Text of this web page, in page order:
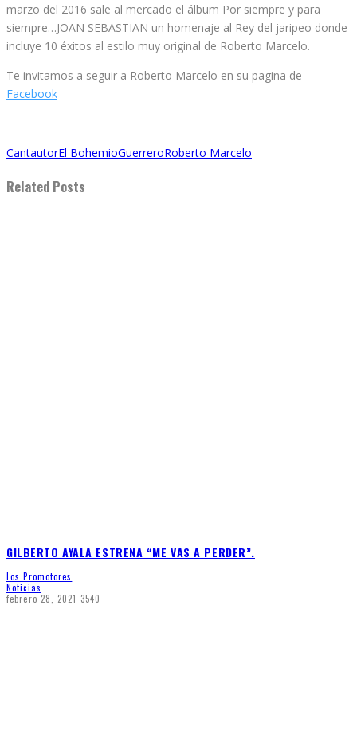
marzo del 2016 sale al mercado el álbum Por siempre y para
siempre…JOAN SEBASTIAN un homenaje al Rey del jaripeo donde
incluye 10 éxitos al estilo muy original de Roberto Marcelo.
Te invitamos a seguir a Roberto Marcelo en su pagina de
Facebook
CantautorEl BohemioGuerreroRoberto Marcelo
Related Posts
GILBERTO AYALA ESTRENA “ME VAS A PERDER”.
Los Promotores
Noticias
febrero 28, 2021 3540